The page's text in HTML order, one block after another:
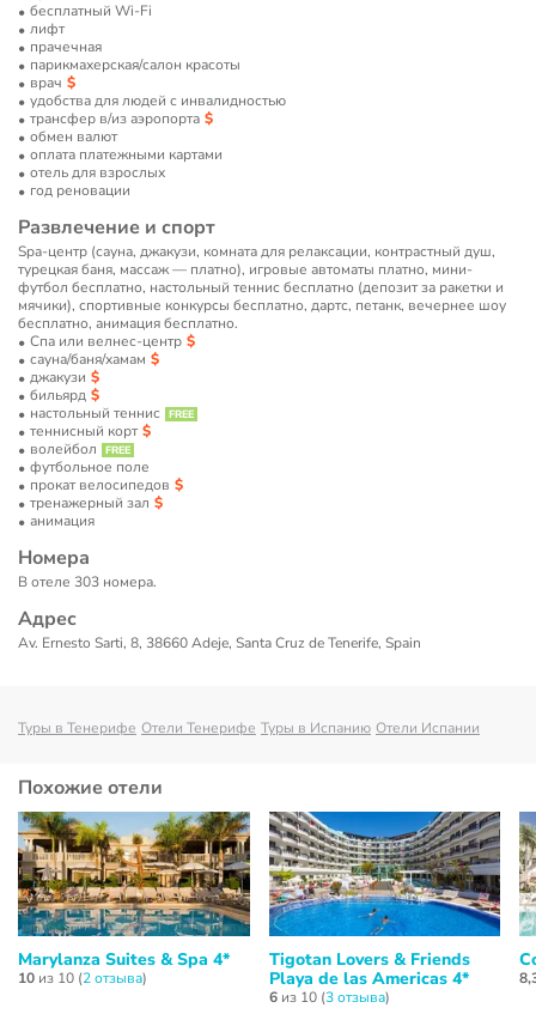
бесплатный Wi-Fi
лифт
прачечная
парикмахерская/салон красоты
врач
удобства для людей с инвалидностью
трансфер в/из аэропорта
обмен валют
оплата платежными картами
отель для взрослых
год реновации
Развлечение и спорт
Spa-центр (сауна, джакузи, комната для релаксации, контрастный душ,
турецкая баня, массаж — платно), игровые автоматы платно, мини-
футбол бесплатно, настольный теннис бесплатно (депозит за ракетки и
мячики), спортивные конкурсы бесплатно, дартс, петанк, вечернее шоу
бесплатно, анимация бесплатно.
Спа или велнес-центр
сауна/баня/хамам
джакузи
бильярд
настольный теннис
теннисный корт
волейбол
футбольное поле
прокат велосипедов
тренажерный зал
анимация
Номера
В отеле 303 номера.
Адрес
Av. Ernesto Sarti, 8, 38660 Adeje, Santa Cruz de Tenerife, Spain
Туры в Тенерифе Отели Тенерифе Туры в Испанию Отели Испании
Похожие отели
Marylanza Suites & Spa 4*
10 из 10 (2 отзывa)
Tigotan Lovers & Friends
Playa de las Americas 4*
6из 10 (3 отзывa)